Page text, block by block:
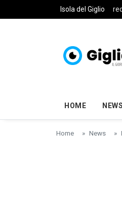
Skip to main content
Isola del Giglio
HOME NEWS
Home News